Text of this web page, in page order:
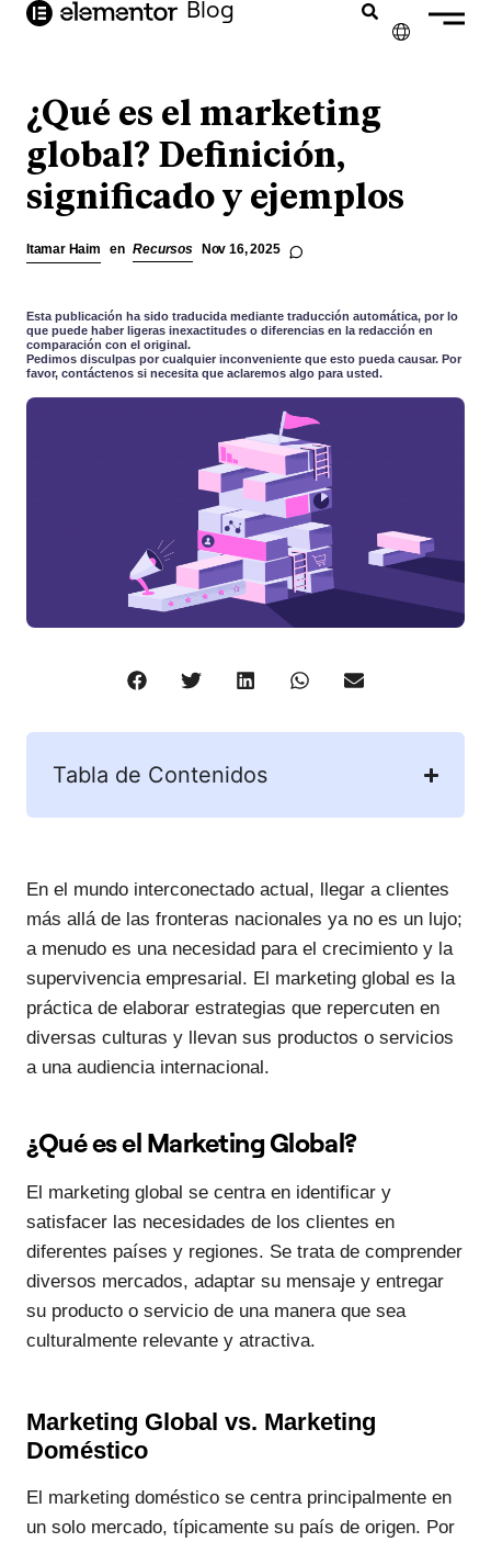
contenido Blog
ENGLISH
NEDERLANDS
ITALIANO
¿Qué es el marketing
global? Definición,
significado y ejemplos
Itamar Haim en Recursos Nov 16, 2025
Esta publicación ha sido traducida mediante traducción automática, por lo
que puede haber ligeras inexactitudes o diferencias en la redacción en
comparación con el original.
Pedimos disculpas por cualquier inconveniente que esto pueda causar. Por
favor, contáctenos si necesita que aclaremos algo para usted.
Tabla de Contenidos
En el mundo interconectado actual, llegar a clientes
más allá de las fronteras nacionales ya no es un lujo;
a menudo es una necesidad para el crecimiento y la
supervivencia empresarial. El marketing global es la
práctica de elaborar estrategias que repercuten en
diversas culturas y llevan sus productos o servicios
a una audiencia internacional.
¿Qué es el Marketing Global?
El marketing global se centra en identificar y
satisfacer las necesidades de los clientes en
diferentes países y regiones. Se trata de comprender
diversos mercados, adaptar su mensaje y entregar
su producto o servicio de una manera que sea
culturalmente relevante y atractiva.
Marketing Global vs. Marketing
Doméstico
El marketing doméstico se centra principalmente en
un solo mercado, típicamente su país de origen. Por